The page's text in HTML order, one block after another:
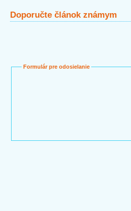
Doporučte článok známym
Formulár pre odosielanie